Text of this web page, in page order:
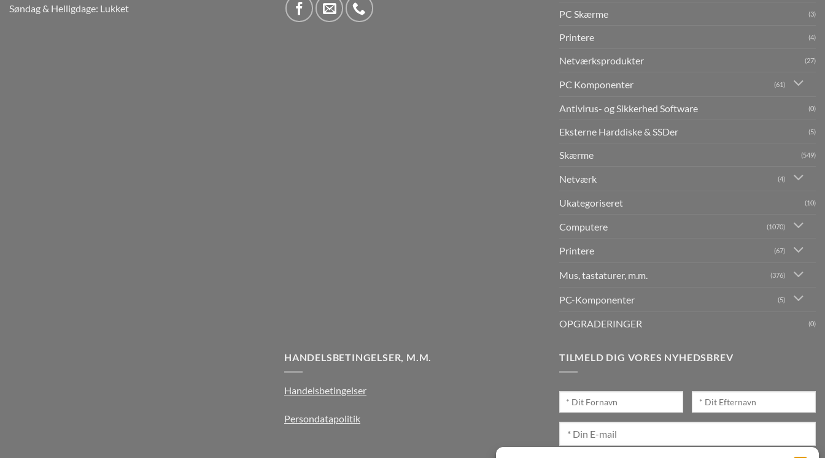
Søndag & Helligdage: Lukket
PC Skærme (3)
Printere (4)
Netværksprodukter (27)
PC Komponenter (61)
Antivirus- og Sikkerhed Software (0)
Eksterne Harddiske & SSDer (5)
Skærme (549)
Netværk (4)
Ukategoriseret (10)
Computere (1070)
Printere (67)
Mus, tastaturer, m.m. (376)
PC-Komponenter (5)
OPGRADERINGER (0)
HANDELSBETINGELSER, M.M.
Handelsbetingelser
Persondatapolitik
TILMELD DIG VORES NYHEDSBREV